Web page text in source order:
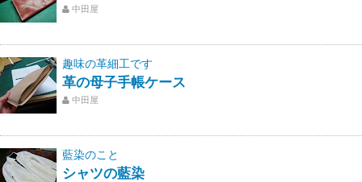
中田屋
趣味の革細工です
革の母子手帳ケース
中田屋
藍染のこと
シャツの藍染